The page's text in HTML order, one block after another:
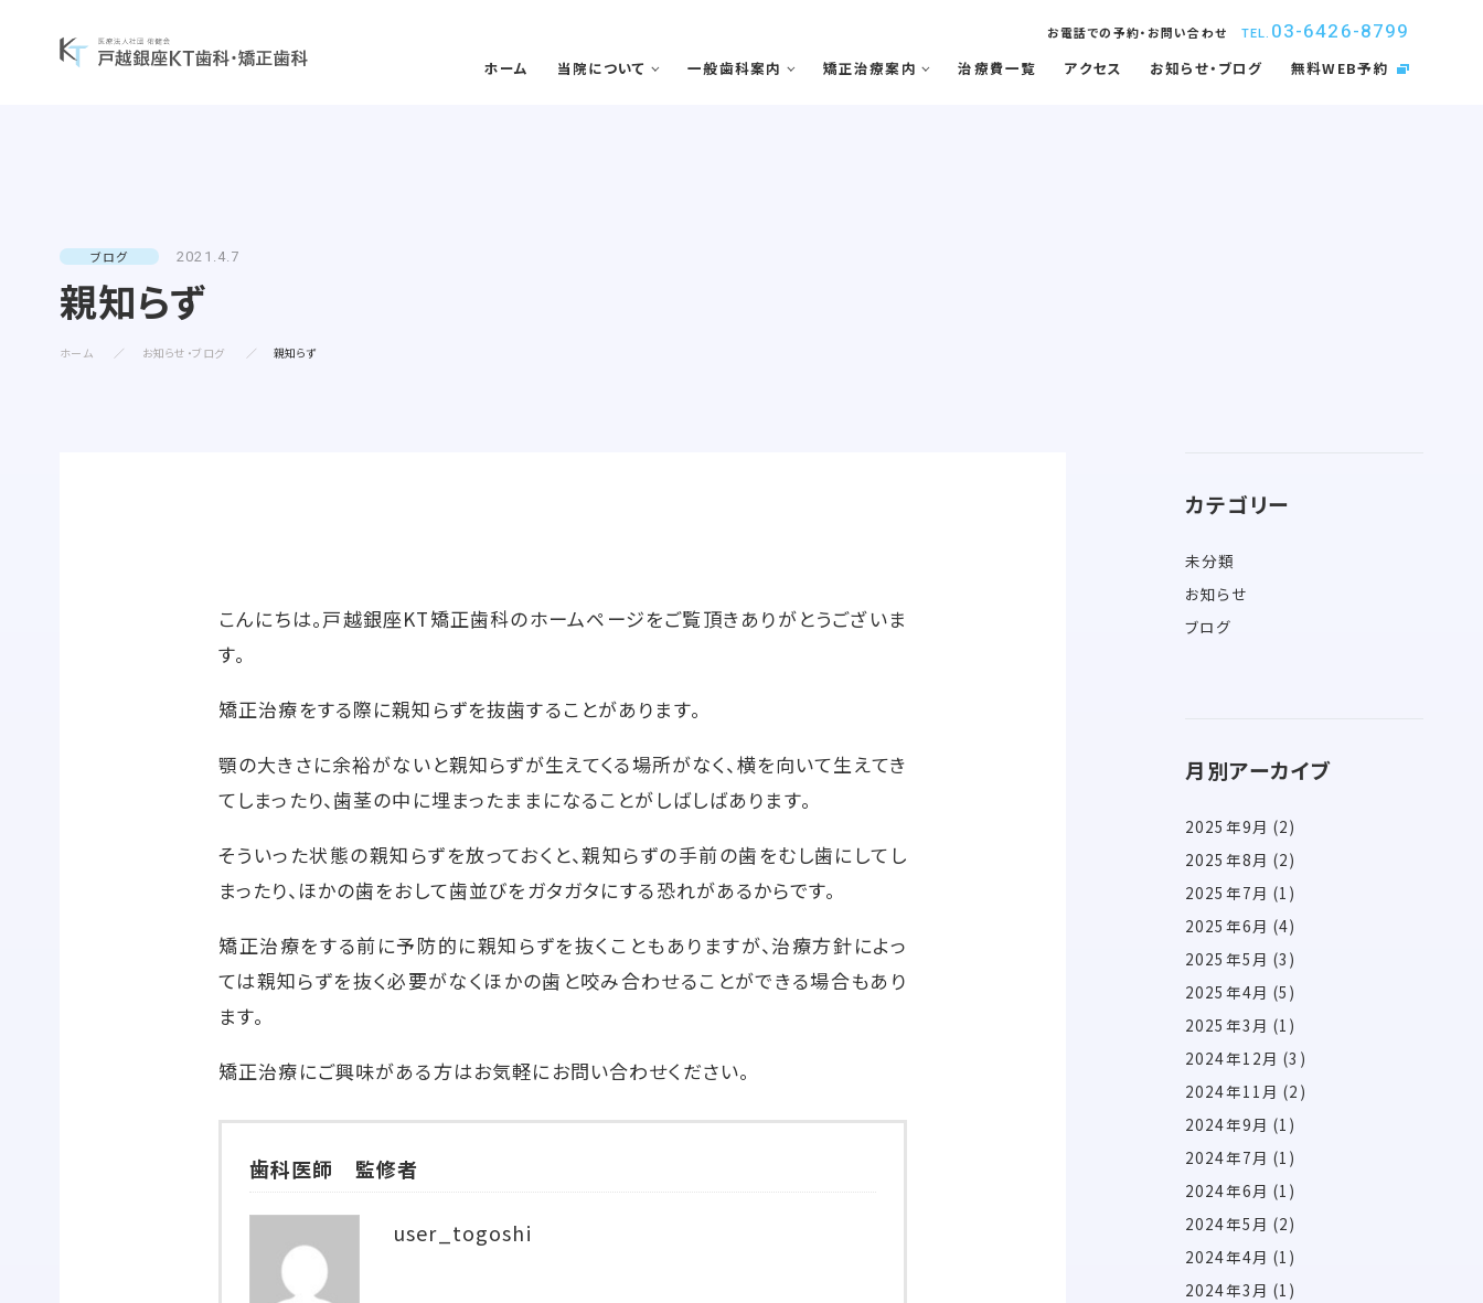
お電話での予約・お問い合わせ TEL. 03-6426-8799
ホーム 当院について
診療コンセプト
一般歯科案内 矯正治療案内
矯正治療症例について
治療費一覧 アクセス お知らせ・ブログ 無料WEB予約
ブログ 2021.4.7
親知らず
ホーム お知らせ・ブログ 親知らず
こんにちは。戸越銀座KT矯正歯科のホームページをご覧頂きありがとうございま
す。
矯正治療をする際に親知らずを抜歯することがあります。
顎の大きさに余裕がないと親知らずが生えてくる場所がなく、横を向いて生えてき
てしまったり、歯茎の中に埋まったままになることがしばしばあります。
そういった状態の親知らずを放っておくと、親知らずの手前の歯をむし歯にしてし
まったり、ほかの歯をおして歯並びをガタガタにする恐れがあるからです。
矯正治療をする前に予防的に親知らずを抜くこともありますが、治療方針によっ
ては親知らずを抜く必要がなくほかの歯と咬み合わせることができる場合もあり
ます。
矯正治療にご興味がある方はお気軽にお問い合わせください。
歯科医師 監修者
user_togoshi
カテゴリー
未分類
お知らせ
ブログ
月別アーカイブ
2025年9月 (2)
2025年8月 (2)
2025年7月 (1)
2025年6月 (4)
2025年5月 (3)
2025年4月 (5)
2025年3月 (1)
2024年12月 (3)
2024年11月 (2)
2024年9月 (1)
2024年7月 (1)
2024年6月 (1)
2024年5月 (2)
2024年4月 (1)
2024年3月 (1)